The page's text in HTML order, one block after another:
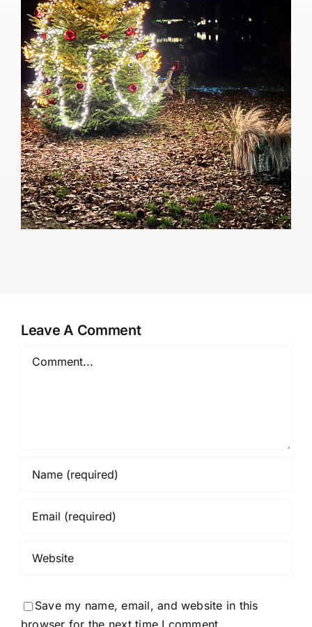
Leave A Comment
Comment
Save my name, email, and website in this
browser for the next time I comment.